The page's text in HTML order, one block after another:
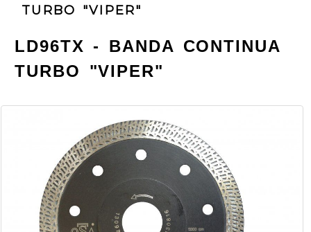
TURBO "VIPER"
LD96TX - BANDA CONTINUA
TURBO "VIPER"